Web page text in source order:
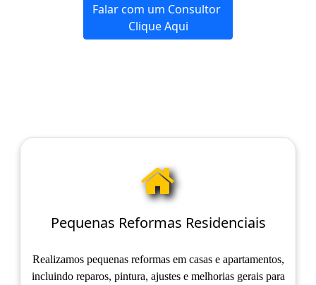
Falar com um Consultor
Clique Aqui
Pequenas Reformas Residenciais
Realizamos pequenas reformas em casas e apartamentos,
incluindo reparos, pintura, ajustes e melhorias gerais para